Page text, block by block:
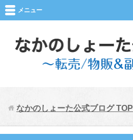
メニュー
なかのしょーた公式ブログTOP